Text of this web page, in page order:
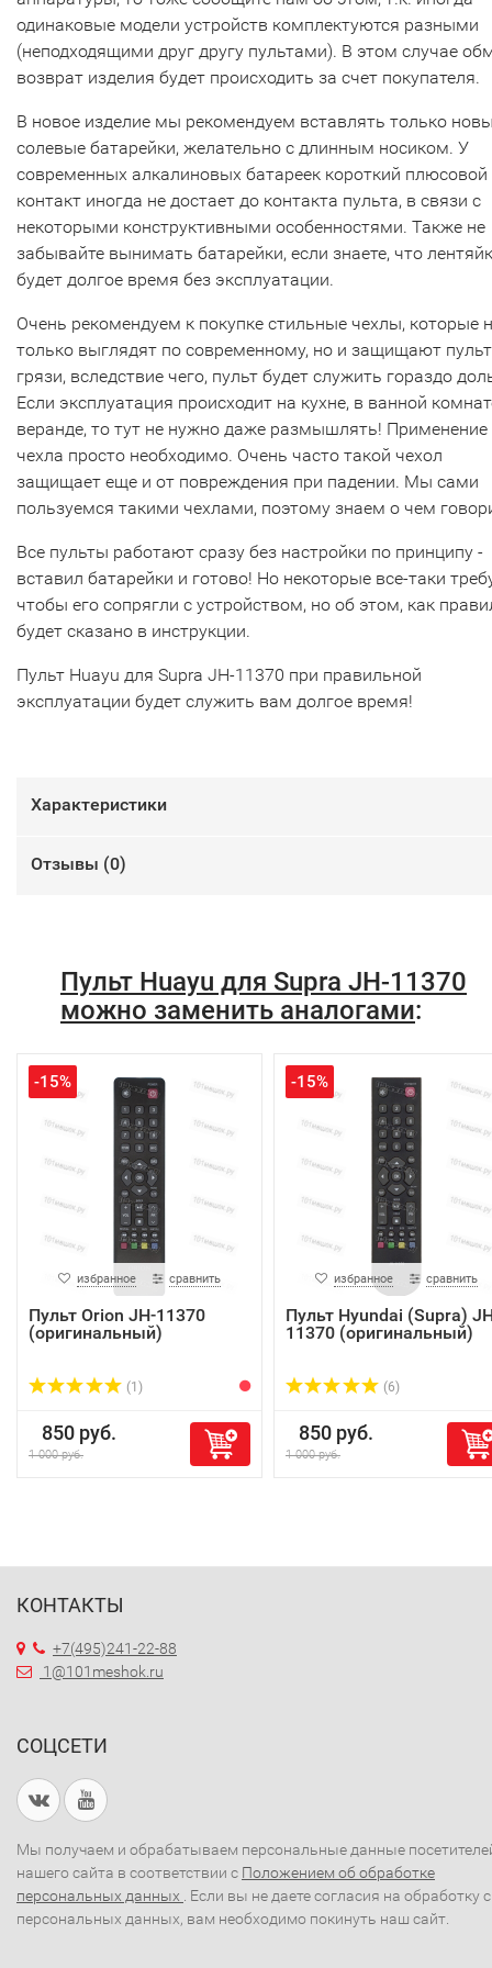
одинаковые модели устройств комплектуются разными
(неподходящими друг другу пультами). В этом случае
возврат изделия будет происходить за счет покупателя.
В новое изделие мы рекомендуем вставлять только
солевые батарейки, желательно с длинным носиком. У
современных алкалиновых батареек короткий плюсовой
контакт иногда не достает до контакта пульта, в связи с
некоторыми конструктивными особенностями. Также не
забывайте вынимать батарейки, если знаете, что
будет долгое время без эксплуатации.
Очень рекомендуем к покупке стильные чехлы, которые
только выглядят по современному, но и защищают
грязи, вследствие чего, пульт будет служить гораздо
Если эксплуатация происходит на кухне, в ванной
веранде, то тут не нужно даже размышлять! Применение
чехла просто необходимо. Очень часто такой чехол
защищает еще и от повреждения при падении. Мы сами
пользуемся такими чехлами, поэтому знаем о чем
Все пульты работают сразу без настройки по принципу -
вставил батарейки и готово! Но некоторые все-таки
чтобы его сопрягли с устройством, но об этом, как
будет сказано в инструкции.
Пульт Huayu для Supra JH-11370 при правильной
эксплуатации будет служить вам долгое время!
Характеристики
Отзывы (0)
Пульт Huayu для Supra JH-11370
можно заменить аналогами:
-15%
избранное сравнить
Пульт Orion JH-11370
(оригинальный)
(1)
850 руб.
1 000 руб.
-15%
избранное сравнить
Пульт Hyundai (Supra)
11370 (оригинальный)
(6)
850 руб.
1 000 руб.
КОНТАКТЫ
+7(495)241-22-88
1@101meshok.ru
СОЦСЕТИ
Мы получаем и обрабатываем персональные данные
нашего сайта в соответствии с Положением об обработке
персональных данных . Если вы не даете согласия на обработку
персональных данных, вам необходимо покинуть наш сайт.